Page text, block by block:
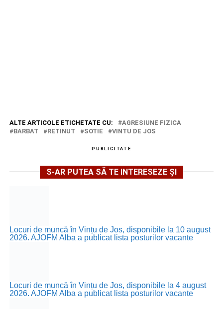
ALTE ARTICOLE ETICHETATE CU:
AGRESIUNE FIZICA
BARBAT
RETINUT SOTIE VINTU DE JOS
PUBLICITATE
S-AR PUTEA SĂ TE INTERESEZE ȘI
Locuri de muncă în Vințu de Jos, disponibile la 10 august
2026. AJOFM Alba a publicat lista posturilor vacante
Locuri de muncă în Vințu de Jos, disponibile la 4 august
2026. AJOFM Alba a publicat lista posturilor vacante